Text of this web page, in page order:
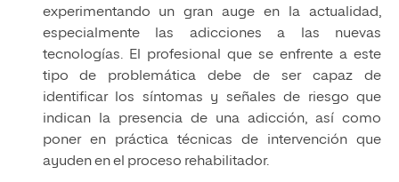
experimentando un gran auge en la actualidad,
especialmente las adicciones a las nuevas
tecnologías. El profesional que se enfrente a este
tipo de problemática debe de ser capaz de
identificar los síntomas y señales de riesgo que
indican la presencia de una adicción, así como
poner en práctica técnicas de intervención que
ayuden en el proceso rehabilitador.